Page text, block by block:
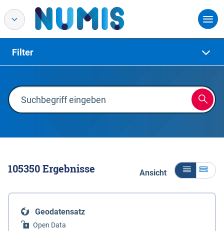
Filter
105350Ergebnisse Ansicht
Geodatensatz
Open Data